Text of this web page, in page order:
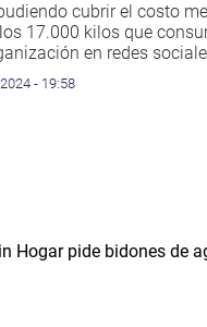
cubrir el costo
17.000 kilos que
en redes
- 19:58